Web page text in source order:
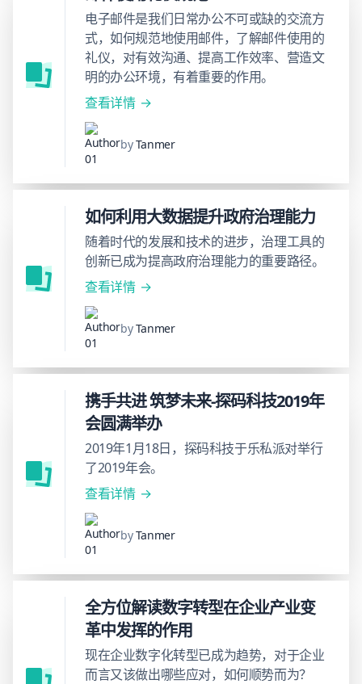
电子邮件是我们日常办公不可或缺的交流方
式，如何规范地使用邮件，了解邮件使用的
礼仪，对有效沟通、提高工作效率、营造文
明的办公环境，有着重要的作用。
查看详情
byTanmer
如何利用大数据提升政府治理能力
随着时代的发展和技术的进步，治理工具的
创新已成为提高政府治理能力的重要路径。
查看详情
byTanmer
携手共进 筑梦未来-探码科技2019年
会圆满举办
2019年1月18日，探码科技于乐私派对举行
了2019年会。
查看详情
byTanmer
全方位解读数字转型在企业产业变
革中发挥的作用
现在企业数字化转型已成为趋势，对于企业
而言又该做出哪些应对，如何顺势而为？